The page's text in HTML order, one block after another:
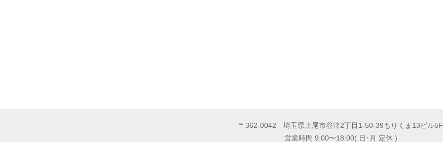
〒362-0042 埼玉県上尾市谷津2丁目1-50-39もりくま13ビル5F
営業時間 9:00〜18:00( 日･月 定休 )